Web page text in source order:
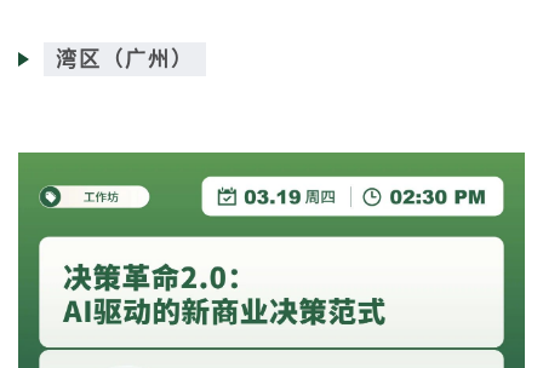
湾区（广州）